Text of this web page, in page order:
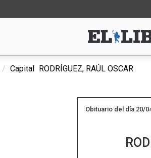
Capital RODRÍGUEZ, RAÚL OSCAR
Obituario del día 20/